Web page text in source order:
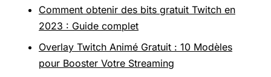
Comment obtenir des bits gratuit Twitch en
2023 : Guide complet
Overlay Twitch Animé Gratuit : 10 Modèles
pour Booster Votre Streaming